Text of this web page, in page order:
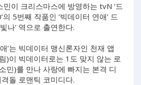
이 크리스마스에 방영하는 tvN ‘드
5번째 작품인 ‘빅데이터 연애’ 드
나’ 역으로 출연한다.
’는 빅데이터 맹신론자인 천재 앱
)이 빅데이터로는 1도 맞지 않는 로
민)를 만나 사랑에 빠지는 본격 디
돌 로맨틱 코미디다.